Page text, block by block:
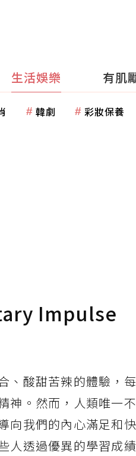
生活娛樂 有肌
韓劇 彩妝保養
Impulse
、酸甜苦辣的體驗，
神。然而，人類唯一
向我們的內心滿足和
人透過優異的學習成